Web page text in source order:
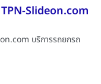
Slideon.com
บริการรถยกรถ